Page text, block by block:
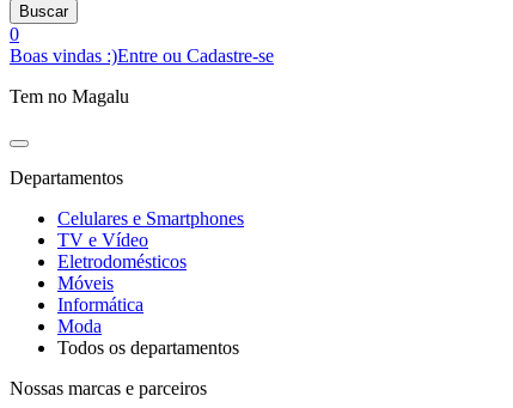
Buscar
0
Boas vindas :)Entre ou Cadastre-se
Tem no Magalu
Departamentos
Celulares e Smartphones
TV e Vídeo
Eletrodomésticos
Móveis
Informática
Moda
Todos os departamentos
Nossas marcas e parceiros